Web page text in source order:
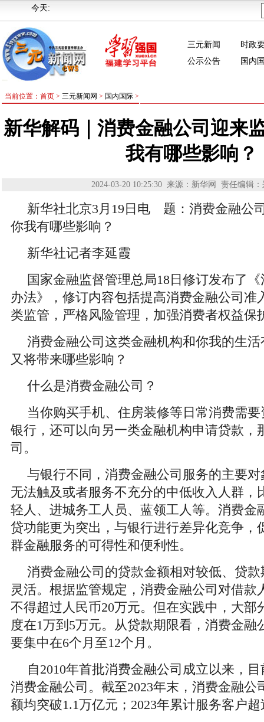
今天:
三元新闻
时政
公示公告
国内
当前位置：首页 > 三元新闻网 > 国内国际>
新华解码｜消费金融公司迎来
我有哪些影响？
2024-03-20 10:25:30 来源：新华网 责任编辑
新华社北京3月19日电 题：消费金融公
你我有哪些影响？
新华社记者李延霞
国家金融监督管理总局18日修订发布了
办法》，修订内容包括提高消费金融公司准
类监管，严格风险管理，加强消费者权益保
消费金融公司这类金融机构和你我的生
又将带来哪些影响？
什么是消费金融公司？
当你购买手机、住房装修等日常消费需
银行，还可以向另一类金融机构申请贷款，
司。
与银行不同，消费金融公司服务的主要
无法触及或者服务不充分的中低收入人群，
轻人、进城务工人员、蓝领工人等。消费金
贷功能更为突出，与银行进行差异化竞争，
群金融服务的可得性和便利性。
消费金融公司的贷款金额相对较低、贷
灵活。根据监管规定，消费金融公司对借款
不得超过人民币20万元。但在实践中，大部
度在1万到5万元。从贷款期限看，消费金融
要集中在6个月至12个月。
自2010年首批消费金融公司成立以来，
消费金融公司。截至2023年末，消费金融公
额均突破1.1万亿元；2023年累计服务客户